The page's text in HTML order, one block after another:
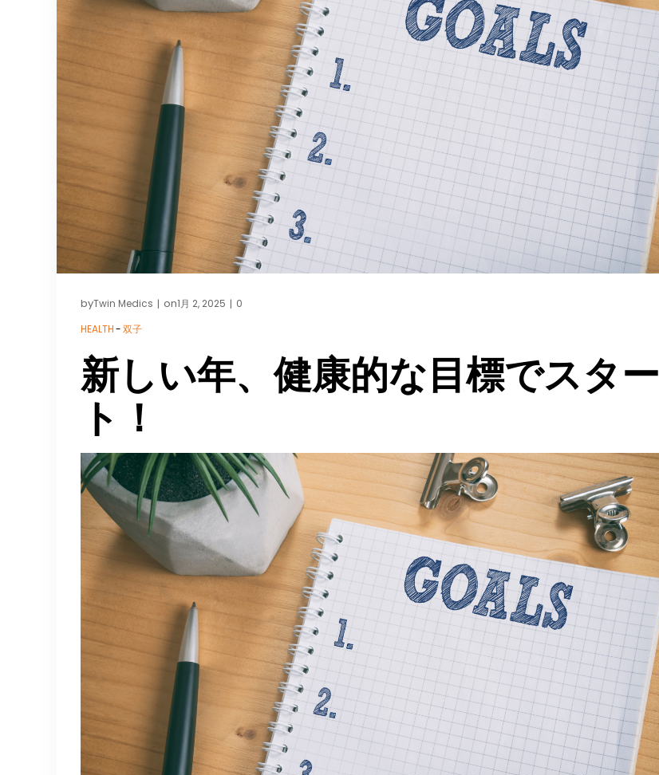
byTwin Medics | on1月 2, 2025 | 0
HEALTH-双子
新しい年、健康的な目標でスター
ト！